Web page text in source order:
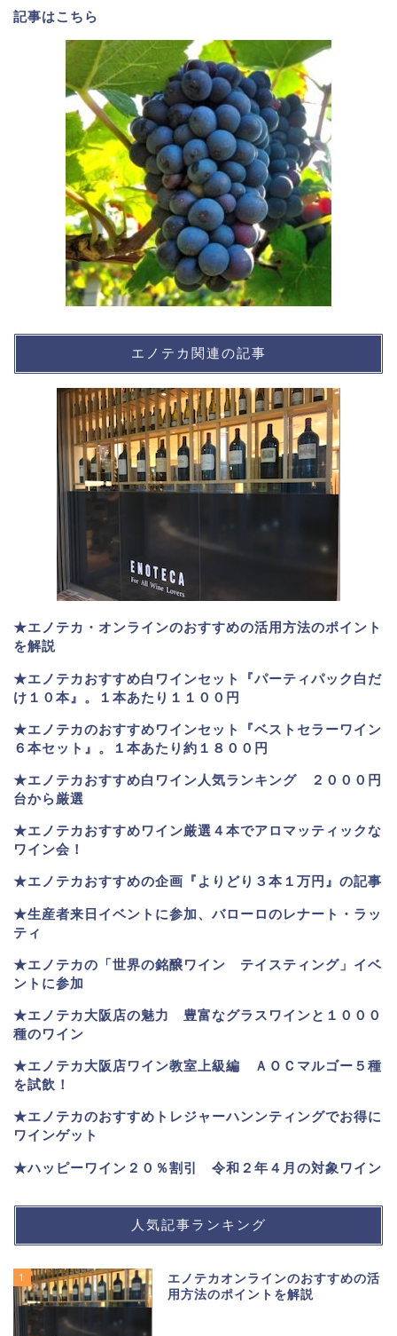
記事はこちら
エノテカ関連の記事
★エノテカ・オンラインのおすすめの活用方法のポイント
を解説
★エノテカおすすめ白ワインセット『パーティパック白だ
け１０本』。１本あたり１１００円
★エノテカのおすすめワインセット『ベストセラーワイン
６本セット』。
１本あたり約１８００円
★エノテカおすすめ白ワイン人気ランキング ２０００円
台から厳選
★エノテカおすすめワイン厳選４本でアロマッティックな
ワイン会！
★エノテカおすすめの企画『よりどり３本１万円』の記事
★生産者来日イベントに参加、バローロのレナート・ラッ
ティ
★エノテカの「世界の銘醸ワイン テイスティング」イベ
ントに参加
★エノテカ大阪店の魅力 豊富なグラスワインと１０００
種のワイン
★エノテカ大阪店ワイン教室上級編 ＡＯＣマルゴー５種
を試飲！
★エノテカのおすすめトレジャーハンンティングでお得に
ワインゲット
★ハッピーワイン２０％割引 令和２年４月の対象ワイン
人気記事ランキング
1
エノテカオンラインのおすすめの活
用方法のポイントを解説